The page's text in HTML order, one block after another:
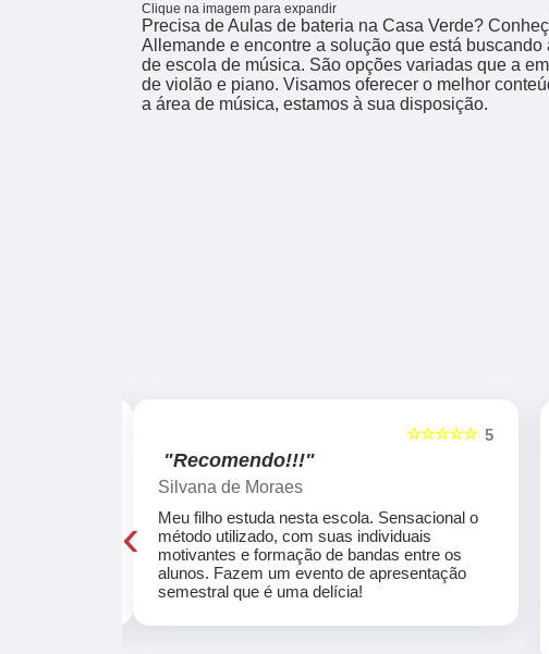
Clique na imagem para expandir
Precisa de Aulas de bateria na Casa Verde?
Allemande e encontre a solução que está buscando
de escola de música. São opções variadas que a
de violão e piano. Visamos oferecer o melhor
a área de música, estamos à sua disposição.
5
☆☆☆☆☆
"Recomendo!!!"
Silvana de Moraes
Meu filho estuda nesta escola. Sensacional o
método utilizado, com suas individuais
motivantes e formação de bandas entre os
alunos. Fazem um evento de apresentação
semestral que é uma delícia!
‹